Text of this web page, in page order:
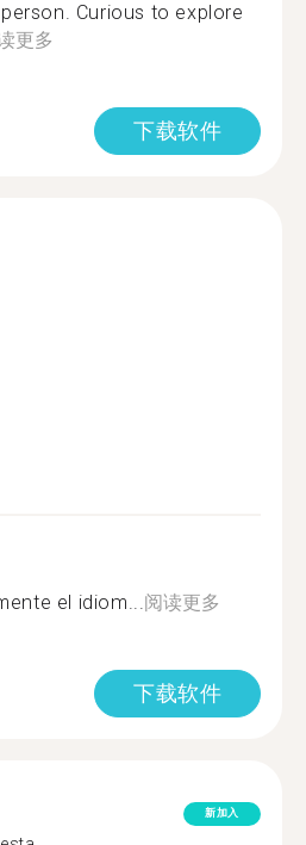
Curious to explore
更多
下载软件
el idiom...阅读更多
下载软件
新加入